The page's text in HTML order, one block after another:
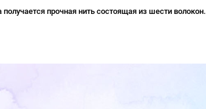
прочная нить состоящая из шести волокон.